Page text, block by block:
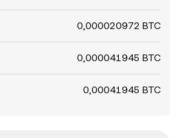
0,000020972 BTC
0,000041945 BTC
0,00041945 BTC